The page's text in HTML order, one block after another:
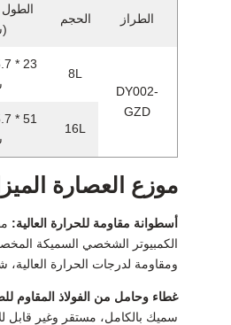
الطراز الحجم
الطول
DY002-
GZD
8L
16L
موزع العصارة
أسطوانة مقاومة للحرارة العالية:
الكمبيوتر الشخصي السميكة
ومقاومة لدرجات الحرارة العالية،
غطاء وحامل من الفولاذ المقاوم
سميك بالكامل، مستقر وغير قابل